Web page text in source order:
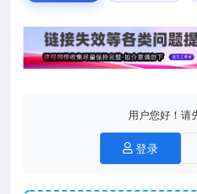
用户您好！请
登录